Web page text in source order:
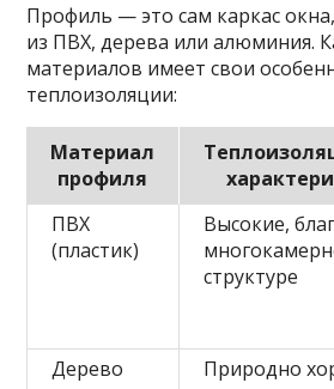
Профиль — это сам каркас
из ПВХ, дерева или алюминия.
материалов имеет свои
теплоизоляции:
Материал
профиля
ПВХ
(пластик)
Высокие,
структуре
Дерево
Природно